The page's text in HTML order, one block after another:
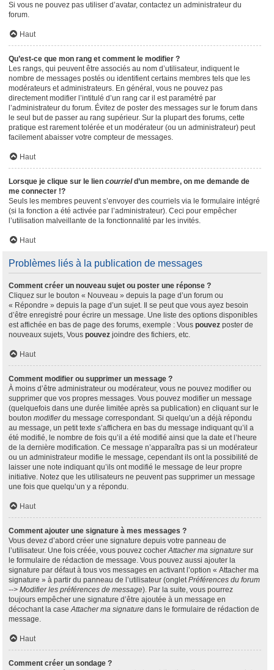
Si vous ne pouvez pas utiliser d’avatar, contactez un administrateur du
forum.
Haut
Qu’est-ce que mon rang et comment le modifier ?
Les rangs, qui peuvent être associés au nom d’utilisateur, indiquent le
nombre de messages postés ou identifient certains membres tels que les
modérateurs et administrateurs. En général, vous ne pouvez pas
directement modifier l’intitulé d’un rang car il est paramétré par
l’administrateur du forum. Évitez de poster des messages sur le forum dans
le seul but de passer au rang supérieur. Sur la plupart des forums, cette
pratique est rarement tolérée et un modérateur (ou un administrateur) peut
facilement abaisser votre compteur de messages.
Haut
Lorsque je clique sur le lien courrield’un membre, on me demande de
me connecter !?
Seuls les membres peuvent s’envoyer des courriels via le formulaire intégré
(si la fonction a été activée par l’administrateur). Ceci pour empêcher
l’utilisation malveillante de la fonctionnalité par les invités.
Haut
Problèmes liés à la publication de messages
Comment créer un nouveau sujet ou poster une réponse ?
Cliquez sur le bouton « Nouveau » depuis la page d’un forum ou
« Répondre » depuis la page d’un sujet. Il se peut que vous ayez besoin
d’être enregistré pour écrire un message. Une liste des options disponibles
est affichée en bas de page des forums, exemple : Vous pouvez poster de
nouveaux sujets, Vous pouvez joindre des fichiers, etc.
Haut
Comment modifier ou supprimer un message ?
À moins d’être administrateur ou modérateur, vous ne pouvez modifier ou
supprimer que vos propres messages. Vous pouvez modifier un message
(quelquefois dans une durée limitée après sa publication) en cliquant sur le
bouton modifierdu message correspondant. Si quelqu’un a déjà répondu
au message, un petit texte s’affichera en bas du message indiquant qu’il a
été modifié, le nombre de fois qu’il a été modifié ainsi que la date et l’heure
de la dernière modification. Ce message n’apparaîtra pas si un modérateur
ou un administrateur modifie le message, cependant ils ont la possibilité de
laisser une note indiquant qu’ils ont modifié le message de leur propre
initiative. Notez que les utilisateurs ne peuvent pas supprimer un message
une fois que quelqu’un y a répondu.
Haut
Comment ajouter une signature à mes messages ?
Vous devez d’abord créer une signature depuis votre panneau de
l’utilisateur. Une fois créée, vous pouvez cocherAttacher ma signature sur
le formulaire de rédaction de message. Vous pouvez aussi ajouter la
signature par défaut à tous vos messages en activant l’option « Attacher ma
signature » à partir du panneau de l’utilisateur (ongletPréférences du forum
--> Modifier les préférences de message). Par la suite, vous pourrez
toujours empêcher une signature d’être ajoutée à un message en
décochant la caseAttacher ma signature dans le formulaire de rédaction de
message.
Haut
Comment créer un sondage ?